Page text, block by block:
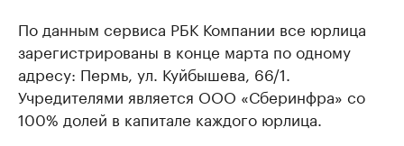
По данным сервиса РБК Компании все юрлица
зарегистрированы в конце марта по одному
адресу: Пермь, ул. Куйбышева, 66/1.
Учредителями является ООО «Сберинфра» со
100% долей в капитале каждого юрлица.